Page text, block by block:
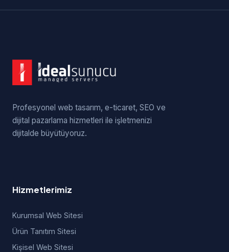
Profesyonel web tasarım, e-ticaret, SEO ve
dijital pazarlama hizmetleri ile işletmenizi
dijitalde büyütüyoruz.
Hizmetlerimiz
Kurumsal Web Sitesi
Ürün Tanıtım Sitesi
Kişisel Web Sitesi